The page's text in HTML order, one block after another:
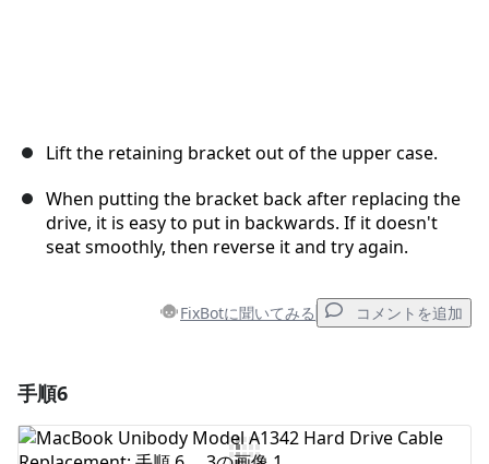
Lift the retaining bracket out of the upper case.
When putting the bracket back after replacing the
drive, it is easy to put in backwards. If it doesn't
seat smoothly, then reverse it and try again.
FixBotに聞いてみる コメントを追加
コメントを追加
手順6